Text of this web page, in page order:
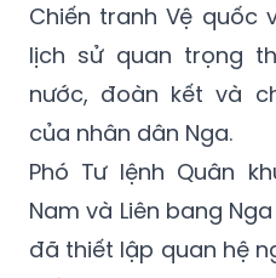
Chiến tranh Vệ
lịch sử quan trọng
nước, đoàn kết và
của nhân dân Nga.
Phó Tư lệnh Quân
Nam và Liên bang
đã thiết lập quan hệ